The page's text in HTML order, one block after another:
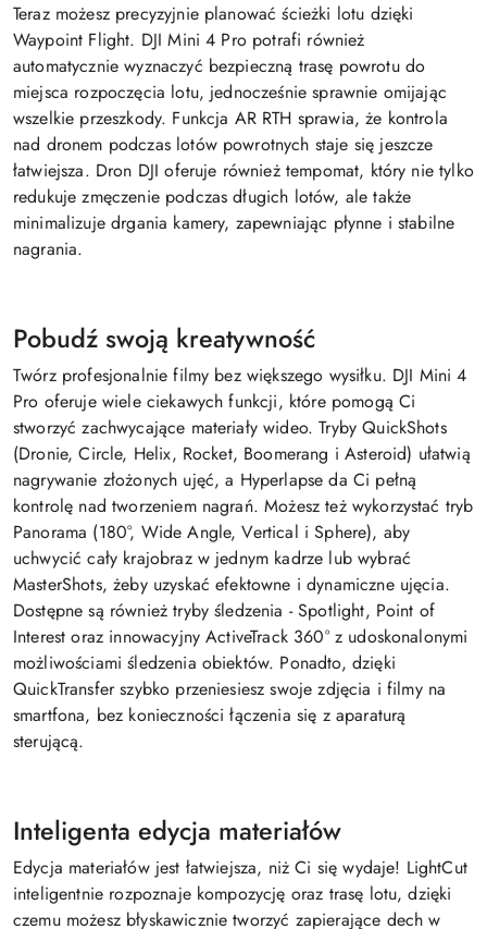
Teraz możesz precyzyjnie planować ścieżki lotu dzięki
Waypoint Flight. DJI Mini 4 Pro potrafi również
automatycznie wyznaczyć bezpieczną trasę powrotu do
miejsca rozpoczęcia lotu, jednocześnie sprawnie omijając
wszelkie przeszkody. Funkcja AR RTH sprawia, że kontrola
nad dronem podczas lotów powrotnych staje się jeszcze
łatwiejsza. Dron DJI oferuje również tempomat, który nie tylko
redukuje zmęczenie podczas długich lotów, ale także
minimalizuje drgania kamery, zapewniając płynne i stabilne
nagrania.
Pobudź swoją kreatywność
Twórz profesjonalnie filmy bez większego wysiłku. DJI Mini 4
Pro oferuje wiele ciekawych funkcji, które pomogą Ci
stworzyć zachwycające materiały wideo. Tryby QuickShots
(Dronie, Circle, Helix, Rocket, Boomerang i Asteroid) ułatwią
nagrywanie złożonych ujęć, a Hyperlapse da Ci pełną
kontrolę nad tworzeniem nagrań. Możesz też wykorzystać tryb
Panorama (180°, Wide Angle, Vertical i Sphere), aby
uchwycić cały krajobraz w jednym kadrze lub wybrać
MasterShots, żeby uzyskać efektowne i dynamiczne ujęcia.
Dostępne są również tryby śledzenia - Spotlight, Point of
Interest oraz innowacyjny ActiveTrack 360° z udoskonalonymi
możliwościami śledzenia obiektów. Ponadto, dzięki
QuickTransfer szybko przeniesiesz swoje zdjęcia i filmy na
smartfona, bez konieczności łączenia się z aparaturą
sterującą.
Inteligenta edycja materiałów
Edycja materiałów jest łatwiejsza, niż Ci się wydaje! LightCut
inteligentnie rozpoznaje kompozycję oraz trasę lotu, dzięki
czemu możesz błyskawicznie tworzyć zapierające dech w